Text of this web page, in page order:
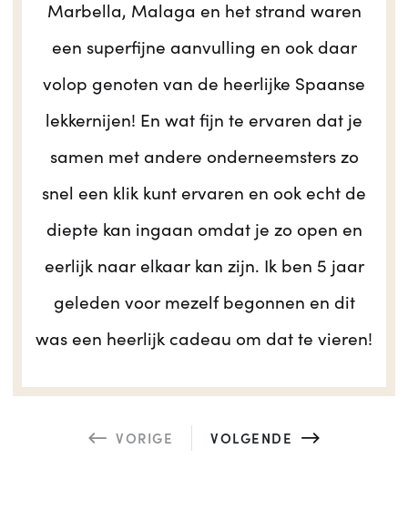
Marbella, Malaga en het strand waren
een superfijne aanvulling en ook daar
volop genoten van de heerlijke Spaanse
lekkernijen! En wat fijn te ervaren dat je
samen met andere onderneemsters zo
snel een klik kunt ervaren en ook echt de
diepte kan ingaan omdat je zo open en
eerlijk naar elkaar kan zijn. Ik ben 5 jaar
geleden voor mezelf begonnen en dit
was een heerlijk cadeau om dat te vieren!
VORIGE VOLGENDE